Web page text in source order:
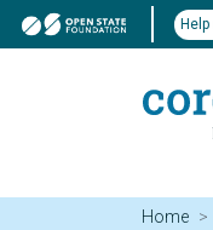
Home